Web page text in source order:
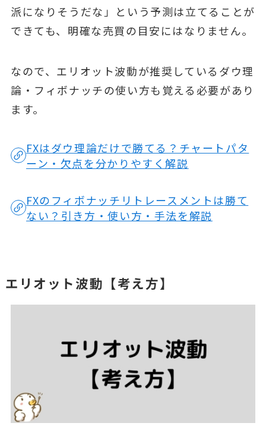
派になりそうだな」という予測は立てることが
できても、明確な売買の目安にはなりません。
なので、エリオット波動が推奨しているダウ理
論・フィボナッチの使い方も覚える必要があり
ます。
FXはダウ理論だけで勝てる？チャートパタ
ーン・欠点を分かりやすく解説
FXのフィボナッチリトレースメントは勝て
ない？引き方・使い方・手法を解説
エリオット波動【考え方】